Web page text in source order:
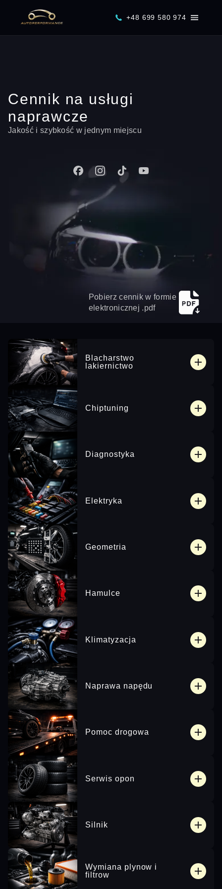
+48 699 580 974
Cennik na usługi
naprawcze
Jakość i szybkość w jednym miejscu
Pobierz cennik w formie
elektronicznej .pdf
Blacharstwo
lakiernictwo
Chiptuning
Diagnostyka
Elektryka
Geometria
Hamulce
Klimatyzacja
Naprawa napędu
Pomoc drogowa
Serwis opon
Silnik
Wymiana plynow i
filtrow